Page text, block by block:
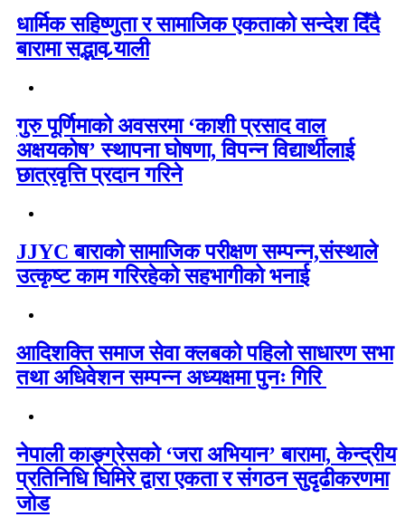
धार्मिक सहिष्णुता र सामाजिक एकताको सन्देश दिँदै
बारामा सद्भाव र्‍याली
गुरु पूर्णिमाको अवसरमा ‘काशी प्रसाद वाल
अक्षयकोष’ स्थापना घोषणा, विपन्न विद्यार्थीलाई
छात्रवृत्ति प्रदान गरिने
JJYC बाराको सामाजिक परीक्षण सम्पन्न,संस्थाले
उत्कृष्ट काम गरिरहेको सहभागीको भनाई
आदिशक्ति समाज सेवा क्लबको पहिलो साधारण सभा
तथा अधिवेशन सम्पन्न अध्यक्षमा पुनः गिरि
नेपाली काङ्ग्रेसको ‘जरा अभियान’ बारामा, केन्द्रीय
प्रतिनिधि घिमिरे द्वारा एकता र संगठन सुदृढीकरणमा
जोड